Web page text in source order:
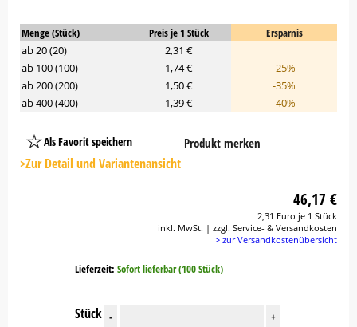
Menge (Stück) Preis je 1 Stück
Ersparnis
ab 20 (20)
2,31 €
ab 100 (100)
1,74 €
-25%
ab 200 (200)
1,50 €
-35%
ab 400 (400)
1,39 € -40%
Als Favorit speichern
Platzhalter
Button
Produkt merken
>Zur Detail und Variantenansicht
46,17 €
2,31 Euro je 1 Stück
inkl. MwSt. | zzgl. Service- & Versandkosten
> zur Versandkostenübersicht
Lieferzeit: Sofort lieferbar (100 Stück)
Stück - +